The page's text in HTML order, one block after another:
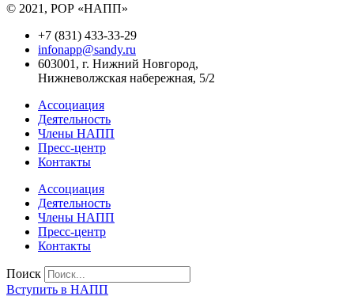
© 2021, РОР «НАПП»
+7 (831) 433-33-29
infonapp@sandy.ru
603001, г. Нижний Новгород,
Нижневолжская набережная, 5/2
Ассоциация
Деятельность
Члены НАПП
Пресс-центр
Контакты
Ассоциация
Деятельность
Члены НАПП
Пресс-центр
Контакты
Поиск
Вступить в НАПП